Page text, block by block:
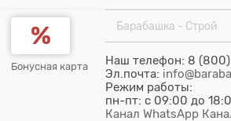
Бонусная карта
Барабашка - Строй
Наш телефон: 8
Эл.почта:
Режим работы:
пн-пт: c 09:00 до
Канал WhatsApp